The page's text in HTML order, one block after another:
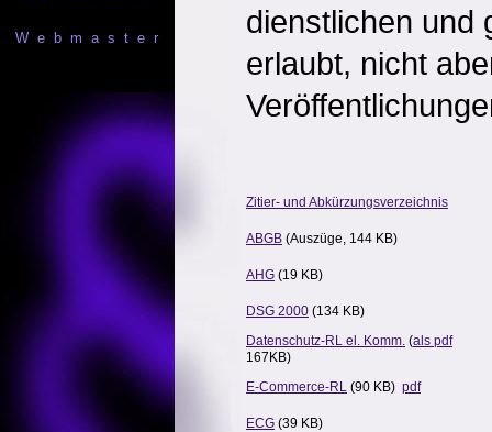
W e b m a s t e r
dienstlichen und
erlaubt, nicht
Zitier- und Abkürzungsverzeichnis
ABGB (Auszüge, 144 KB)
AHG (19 KB)
DSG 2000 (134 KB)
Datenschutz-RL el. Komm. (als pdf
167KB)
E-Commerce-RL (90 KB) pdf
ECG (39 KB)